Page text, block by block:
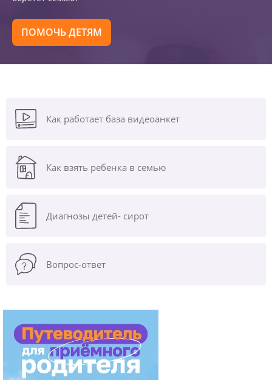
ПОМОЧЬ ДЕТЯМ
Как работает база видеоанкет
Как взять ребенка в семью
Диагнозы детей- сирот
Вопрос-ответ